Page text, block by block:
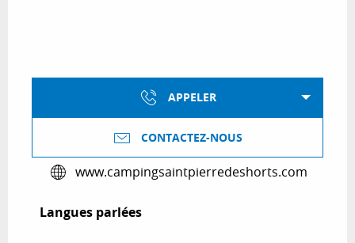
APPELER
CONTACTEZ-NOUS
www.campingsaintpierredeshorts.com
Langues parlées
Langues parlées